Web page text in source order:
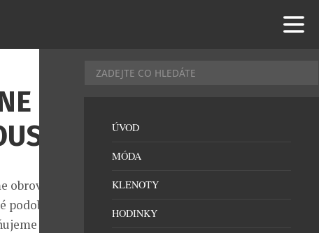
Ať už
se tím,
ÚVOD
MÓDA
KLENOTY
HODINKY